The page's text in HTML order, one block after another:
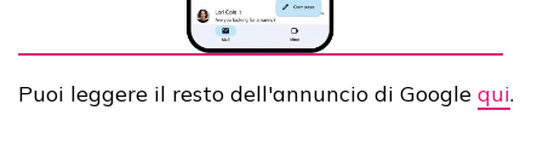
Puoi leggere il resto dell'annuncio di Google qui.